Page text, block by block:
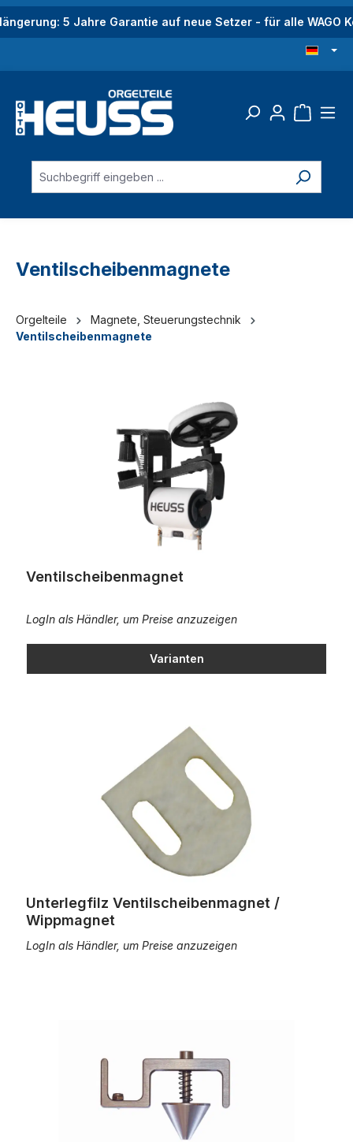
springen5 Jahre Garantie auf neue Setzer - für alle WAGO
Ventilscheibenmagnete
Orgelteile
Magnete, Steuerungstechnik
Ventilscheibenmagnete
Ventilscheibenmagnet
LogIn als Händler, um Preise anzuzeigen
Varianten
Unterlegfilz Ventilscheibenmagnet /
Wippmagnet
LogIn als Händler, um Preise anzuzeigen